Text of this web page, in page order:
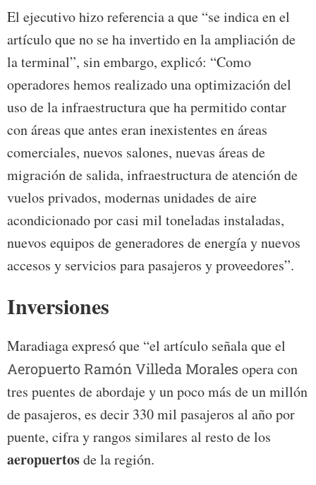
El ejecutivo hizo referencia a que “se indica en el
artículo que no se ha invertido en la ampliación de
la terminal”, sin embargo, explicó: “Como
operadores hemos realizado una optimización del
uso de la infraestructura que ha permitido contar
con áreas que antes eran inexistentes en áreas
comerciales, nuevos salones, nuevas áreas de
migración de salida, infraestructura de atención de
vuelos privados, modernas unidades de aire
acondicionado por casi mil toneladas instaladas,
nuevos equipos de generadores de energía y nuevos
accesos y servicios para pasajeros y proveedores”.
Inversiones
Maradiaga expresó que “el artículo señala que el
Aeropuerto Ramón Villeda Morales opera con
tres puentes de abordaje y un poco más de un millón
de pasajeros, es decir 330 mil pasajeros al año por
puente, cifra y rangos similares al resto de los
aeropuertosde la región.